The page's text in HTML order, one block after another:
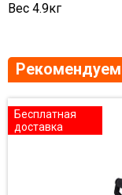
Вес 4.9кг
Рекомендуем
Бесплатная
доставка